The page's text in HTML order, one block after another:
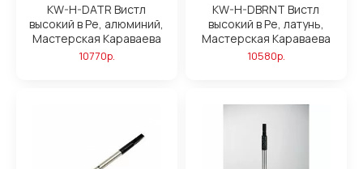
KW-H-DATR Вистл
высокий в Ре, алюминий,
Мастерская Караваева
10770р.
KW-H-DBRNT Вистл
высокий в Ре, латунь,
Мастерская Караваева
10580р.